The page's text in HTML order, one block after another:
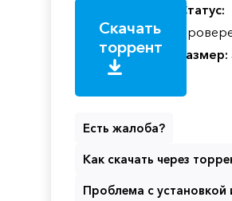
Скачать
торрент
Статус:
Размер:
Есть жалоба?
Как скачать через
Проблема с установкой